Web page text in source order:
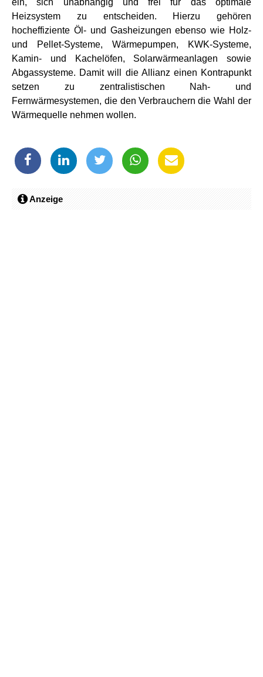
Heizsystem zu entscheiden. Hierzu gehören
hocheffiziente Öl- und Gasheizungen ebenso wie Holz-
und Pellet-Systeme, Wärmepumpen, KWK-Systeme,
Kamin- und Kachelöfen, Solarwärmeanlagen sowie
Abgassysteme. Damit will die Allianz einen Kontrapunkt
setzen zu zentralistischen Nah- und
Fernwärmesystemen, die den Verbrauchern die Wahl der
Wärmequelle nehmen wollen.
Anzeige